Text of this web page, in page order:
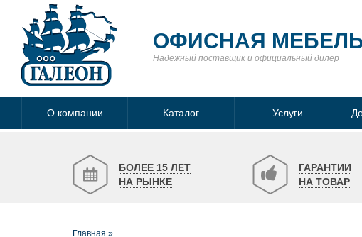
ОФИСНАЯ
Надежный поставщик и официальный дилер
О компании Каталог Услуги
БОЛЕЕ 15 ЛЕТ
НА РЫНКЕ
ГАРАНТИИ
НА ТОВАР
Главная